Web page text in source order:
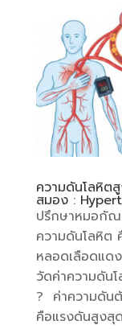
ความดันโลหิต
สมอง :
ปรึกษาหมอกัณ
ความดันโลหิต
หลอดเลือดแด
วัดค่าความดั
? ค่าความดัน
คือแรงดันสูงสุ